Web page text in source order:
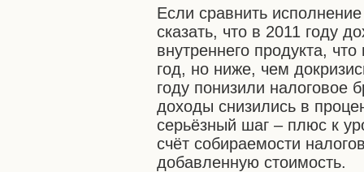
Если сравнить
сказать, что в 2011 году
внутреннего продукта,
год, но ниже, чем
году понизили налоговое
доходы снизились в
серьёзный шаг – плюс к
счёт собираемости
добавленную стоимость.